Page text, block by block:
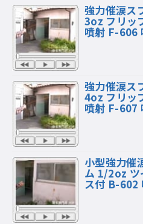
強力催涙ス
3oz フリッ
噴射 F-606
強力催涙ス
4oz フリッ
噴射 F-607
小型強力催
ム 1/2oz ツ
ス付 B-602